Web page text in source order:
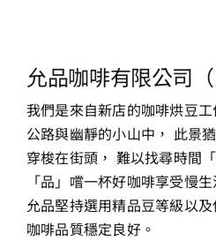
允品咖啡有限公司（
我們是來自新店的咖啡烘豆
公路與幽靜的小山中， 此景
穿梭在街頭， 難以找尋時間
「品」嚐一杯好咖啡享受慢
允品堅持選用精品豆等級以
咖啡品質穩定良好。